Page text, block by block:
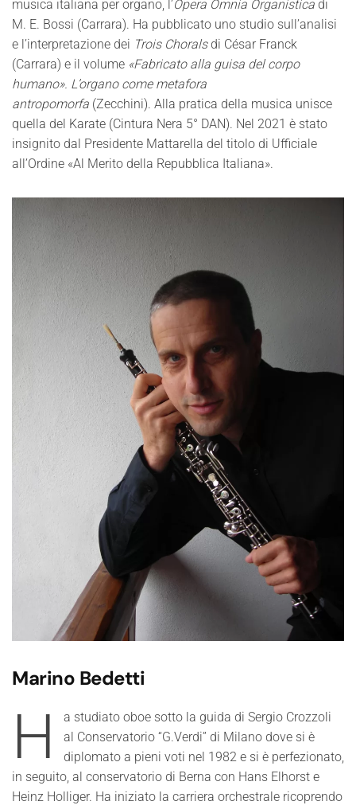
musica italiana per organo, l’Opera Omnia Organistica di
M. E. Bossi (Carrara). Ha pubblicato uno studio sull’analisi
e l’interpretazione dei Trois Choralsdi César Franck
(Carrara) e il volume «Fabricato alla guisa del corpo
humano». L’organo come metafora
antropomorfa (Zecchini). Alla pratica della musica unisce
quella del Karate (Cintura Nera 5° DAN). Nel 2021 è stato
insignito dal Presidente Mattarella del titolo di Ufficiale
all’Ordine «Al Merito della Repubblica Italiana».
Marino Bedetti
H
a studiato oboe sotto la guida di Sergio Crozzoli
al Conservatorio “G.Verdi” di Milano dove si è
diplomato a pieni voti nel 1982 e si è perfezionato,
in seguito, al conservatorio di Berna con Hans Elhorst e
Heinz Holliger. Ha iniziato la carriera orchestrale ricoprendo